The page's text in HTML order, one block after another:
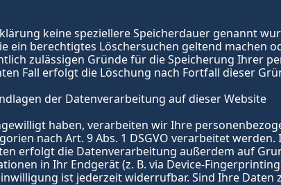
keine speziellere Speicherdauer genannt
ein berechtigtes Löschersuchen geltend
zulässigen Gründe für die Speicherung Ihrer
Fall erfolgt die Löschung nach Fortfall dieser
der Datenverarbeitung auf dieser Website
haben, verarbeiten wir Ihre
nach Art. 9 Abs. 1 DSGVO verarbeitet
erfolgt die Datenverarbeitung außerdem auf
in Ihr Endgerät (z. B. via Device-
Einwilligung ist jederzeit widerrufbar. Sind Ihre